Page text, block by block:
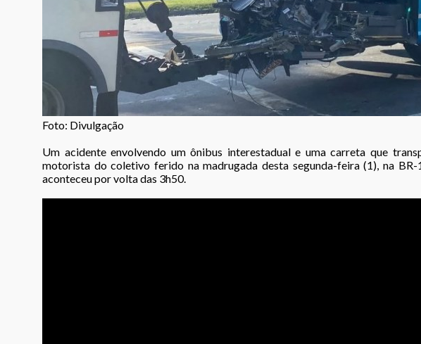
Foto: Divulgação
Um acidente envolvendo um ônibus interestadual e uma carreta que
motorista do coletivo ferido na madrugada desta segunda-feira (1), na BR-
aconteceu por volta das 3h50.